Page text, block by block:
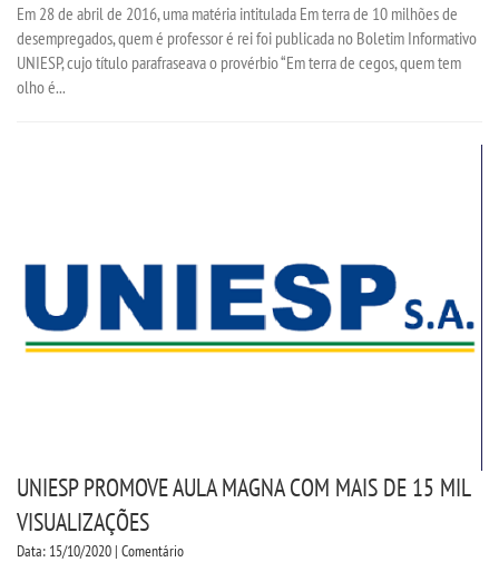
Em 28 de abril de 2016, uma matéria intitulada Em terra de 10 milhões de
desempregados, quem é professor é rei foi publicada no Boletim Informativo
UNIESP, cujo título parafraseava o provérbio “Em terra de cegos, quem tem
olho é...
UNIESP PROMOVE AULA MAGNA COM MAIS DE 15 MIL
VISUALIZAÇÕES
Data: 15/10/2020 | Comentário